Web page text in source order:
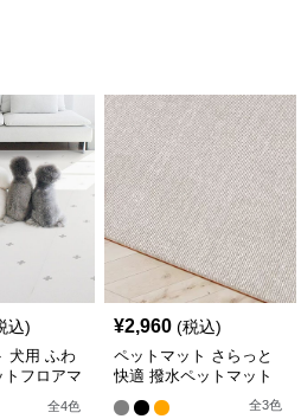
込)
犬用 ふわ
トフロアマ
全4色
¥2,960 (税込)
ペットマット さらっと
快適 撥水ペットマット
全3色